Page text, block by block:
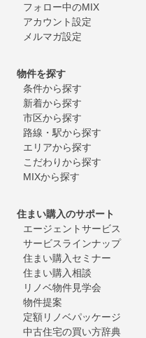
フォロー中のMIX
アカウント設定
メルマガ設定
物件を探す
条件から探す
新着から探す
市区から探す
路線・駅から探す
エリアから探す
こだわりから探す
MIXから探す
住まい購入のサポート
エージェントサービス
サービスラインナップ
住まい購入セミナー
住まい購入相談
リノベ物件見学会
物件提案
定額リノベパッケージ
中古住宅の買い方辞典